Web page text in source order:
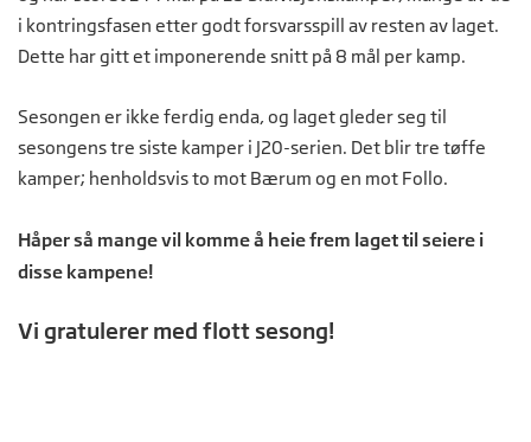
i kontringsfasen etter godt forsvarsspill av resten av laget.
Dette har gitt et imponerende snitt på 8 mål per kamp.
Sesongen er ikke ferdig enda, og laget gleder seg til
sesongens tre siste kamper i J20-serien. Det blir tre tøffe
kamper; henholdsvis to mot Bærum og en mot Follo.
Håper så mange vil komme å heie frem laget til seiere i
disse kampene!
Vi gratulerer med flott sesong!